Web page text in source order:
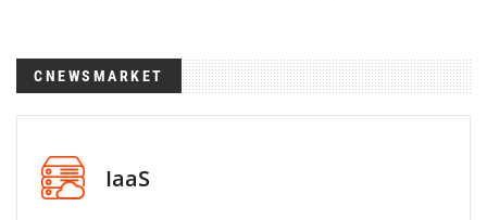
CNEWSMARKET
IaaS